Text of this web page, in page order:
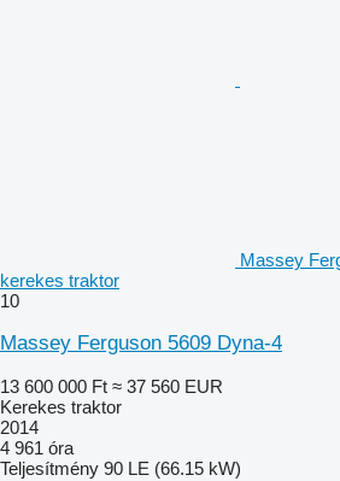
Massey
kerekes traktor
10
Massey Ferguson 5609 Dyna-4
13 600 000 Ft ≈ 37 560 EUR
Kerekes traktor
2014
4 961 óra
Teljesítmény 90 LE (66.15 kW)